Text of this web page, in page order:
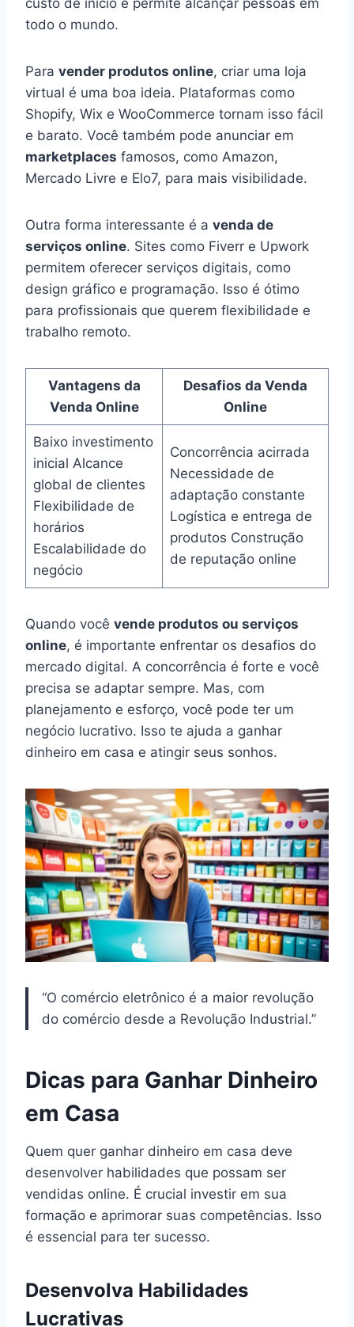
todo o mundo.
Para vender produtos online, criar uma loja
virtual é uma boa ideia. Plataformas como
Shopify, Wix e WooCommerce tornam isso fácil
e barato. Você também pode anunciar em
marketplaces famosos, como Amazon,
Mercado Livre e Elo7, para mais visibilidade.
Outra forma interessante é a venda de
serviços online. Sites como Fiverr e Upwork
permitem oferecer serviços digitais, como
design gráfico e programação. Isso é ótimo
para profissionais que querem flexibilidade e
trabalho remoto.
Vantagens da
Venda Online
Desafios da Venda
Online
Baixo investimento
inicial Alcance
global de clientes
Flexibilidade de
horários
Escalabilidade do
negócio
Concorrência acirrada
Necessidade de
adaptação constante
Logística e entrega de
produtos Construção
de reputação online
Quando você vende produtos ou serviços
online, é importante enfrentar os desafios do
mercado digital. A concorrência é forte e você
precisa se adaptar sempre. Mas, com
planejamento e esforço, você pode ter um
negócio lucrativo. Isso te ajuda a ganhar
dinheiro em casa e atingir seus sonhos.
“O comércio eletrônico é a maior revolução
do comércio desde a Revolução Industrial.”
Dicas para Ganhar Dinheiro
em Casa
Quem quer ganhar dinheiro em casa deve
desenvolver habilidades que possam ser
vendidas online. É crucial investir em sua
formação e aprimorar suas competências. Isso
é essencial para ter sucesso.
Desenvolva Habilidades
Lucrativas